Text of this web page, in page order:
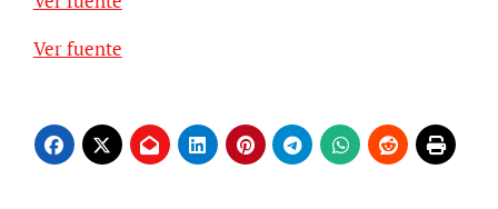
Ver fuente